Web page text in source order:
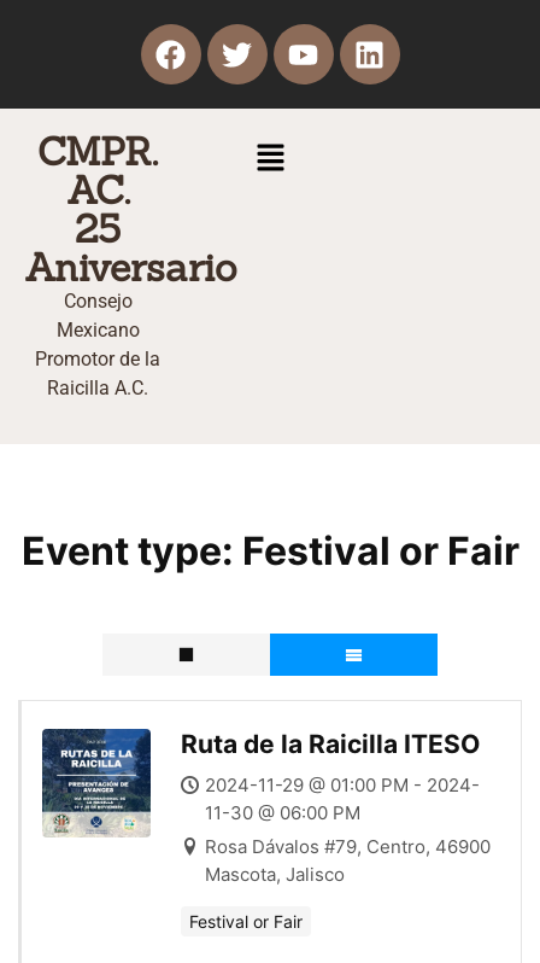
CMPR.
AC.
25
Aniversario
Consejo
Mexicano
Promotor de la
Raicilla A.C.
Event type: Festival or Fair
Ruta de la Raicilla ITESO
2024-11-29 @ 01:00 PM - 2024-
11-30 @ 06:00 PM
Rosa Dávalos #79, Centro, 46900
Mascota, Jalisco
Festival or Fair